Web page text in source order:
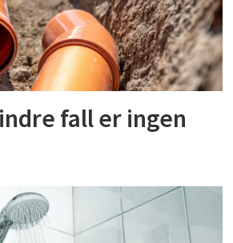
fall er ingen